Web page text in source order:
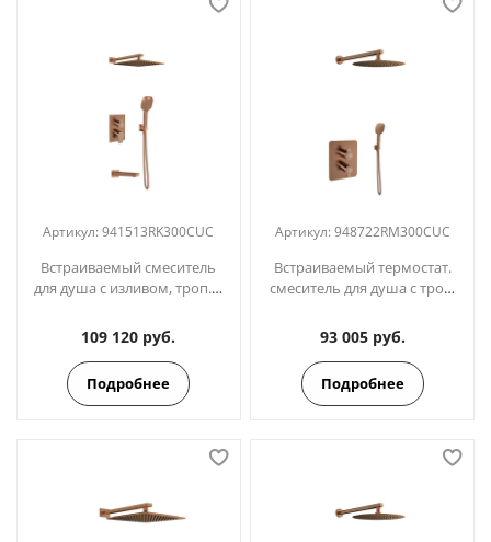
Артикул:941513RK300CUC
Встраиваемый смеситель
для душа с изливом, троп. и
BLAUTHERM
941513RK300CUC медь
109 120 руб.
Подробнее
Артикул: 948722RM300CUC
Встраиваемый термостат.
смеситель для душа с троп.
BLAUTHERM
948722RM300CUC медь
93 005 руб.
Подробнее